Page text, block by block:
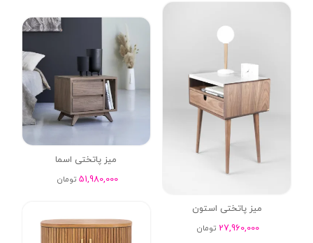
میز پاتختی استون
27,960,000 تومان
میز پاتختی اسما
51,980,000 تومان